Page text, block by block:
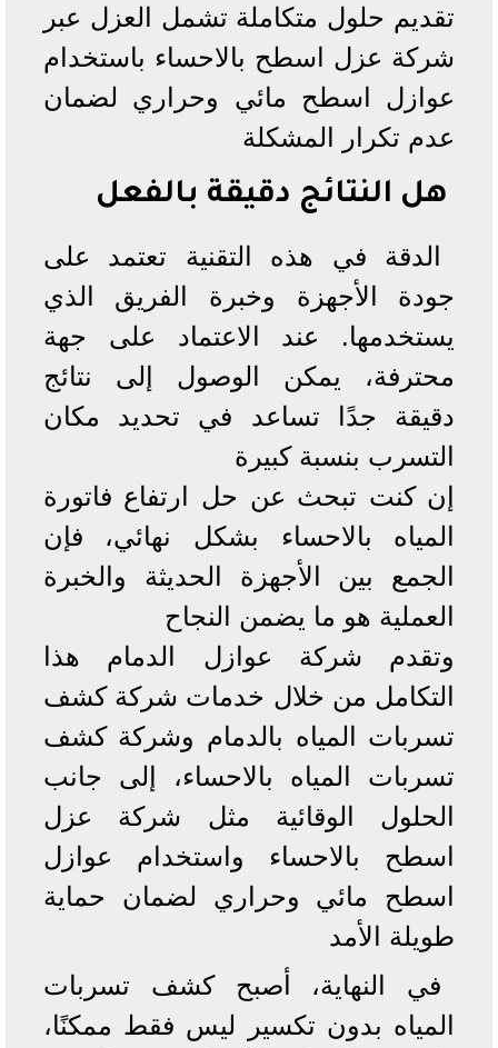
تقديم حلول متكاملة تشمل العزل عبر
شركة عزل اسطح بالاحساء باستخدام
عوازل اسطح مائي وحراري لضمان
عدم تكرار المشكلة
هل النتائج دقيقة بالفعل
الدقة في هذه التقنية تعتمد على
جودة الأجهزة وخبرة الفريق الذي
يستخدمها. عند الاعتماد على جهة
محترفة، يمكن الوصول إلى نتائج
دقيقة جدًا تساعد في تحديد مكان
التسرب بنسبة كبيرة
إن كنت تبحث عن حل ارتفاع فاتورة
المياه بالاحساء بشكل نهائي، فإن
الجمع بين الأجهزة الحديثة والخبرة
العملية هو ما يضمن النجاح
وتقدم شركة عوازل الدمام هذا
التكامل من خلال خدمات شركة كشف
تسربات المياه بالدمام وشركة كشف
تسربات المياه بالاحساء، إلى جانب
الحلول الوقائية مثل شركة عزل
اسطح بالاحساء واستخدام عوازل
اسطح مائي وحراري لضمان حماية
طويلة الأمد
في النهاية، أصبح كشف تسربات
المياه بدون تكسير ليس فقط ممكنًا،